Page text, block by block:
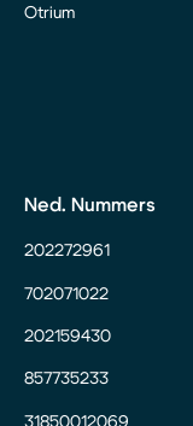
Otrium
Ned. Nummers
202272961
702071022
202159430
857735233
31850012069